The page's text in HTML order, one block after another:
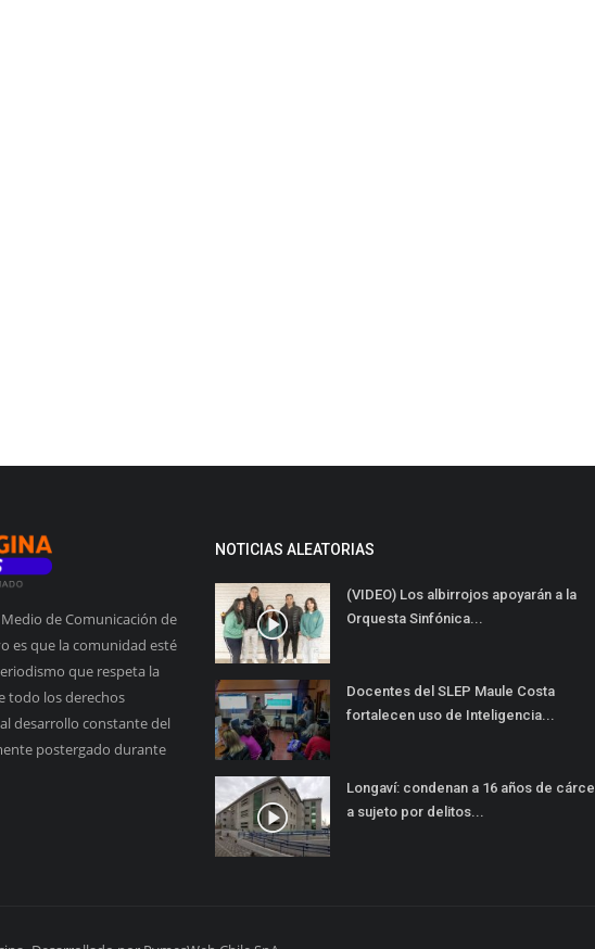
de Comunicación de
es que la comunidad esté
que respeta la
todo los derechos
desarrollo constante del
postergado durante
NOTICIAS ALEATORIAS
(VIDEO) Los albirrojos apoyarán a la
Orquesta Sinfónica...
Docentes del SLEP Maule Costa
fortalecen uso de Inteligencia...
Longaví: condenan a 16 años de cárcel
a sujeto por delitos...